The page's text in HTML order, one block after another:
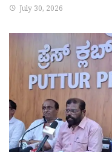
July 30, 2026